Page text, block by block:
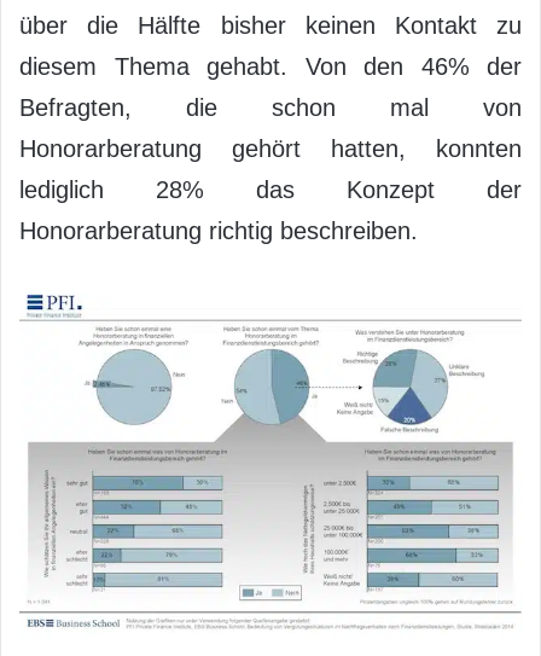
über die Hälfte bisher keinen Kontakt zu
diesem Thema gehabt. Von den 46% der
Befragten, die schon mal von
Honorarberatung gehört hatten, konnten
lediglich 28% das Konzept der
Honorarberatung richtig beschreiben.